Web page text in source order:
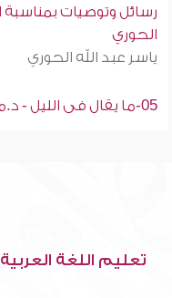
رسائل وتوصيات بمناسبة
الحوري
ياسر عبد الله الحوري
05-ما يقال فى الليل - د.محمد إسماعيل المقدم
تعليم اللغة العربية